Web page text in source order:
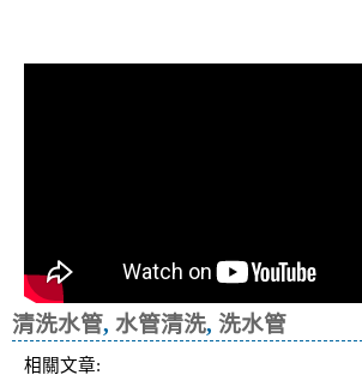
清洗水管, 水管清洗, 洗水管
相關文章: